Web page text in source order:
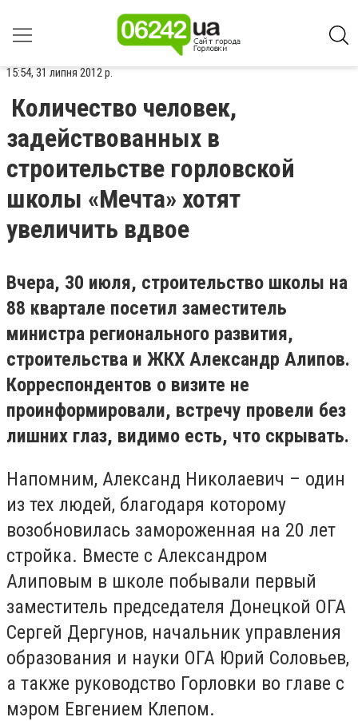
15:54, 31 липня 2012 р.
Количество человек,
задействованных в
строительстве горловской
школы «Мечта» хотят
увеличить вдвое
Вчера, 30 июля, строительство школы на
88 квартале посетил заместитель
министра регионального развития,
строительства и ЖКХ Александр Алипов.
Корреспондентов о визите не
проинформировали, встречу провели без
лишних глаз, видимо есть, что скрывать.
Напомним, Александ Николаевич – один
из тех людей, благодаря которому
возобновилась замороженная на 20 лет
стройка. Вместе с Александром
Алиповым в школе побывали первый
заместитель председателя Донецкой ОГА
Сергей Дергунов, начальник управления
образования и науки ОГА Юрий Соловьев,
а также руководство Горловки во главе с
мэром Евгением Клепом.